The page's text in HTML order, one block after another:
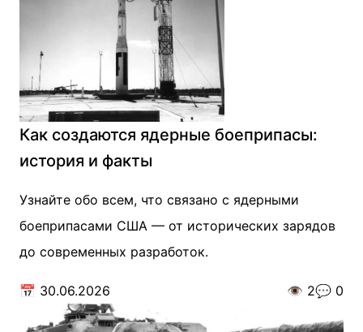
Как создаются ядерные боеприпасы:
история и факты
Узнайте обо всем, что связано с ядерными
боеприпасами США — от исторических зарядов
до современных разработок.
📅 30.06.2026 👁️ 2💬 0